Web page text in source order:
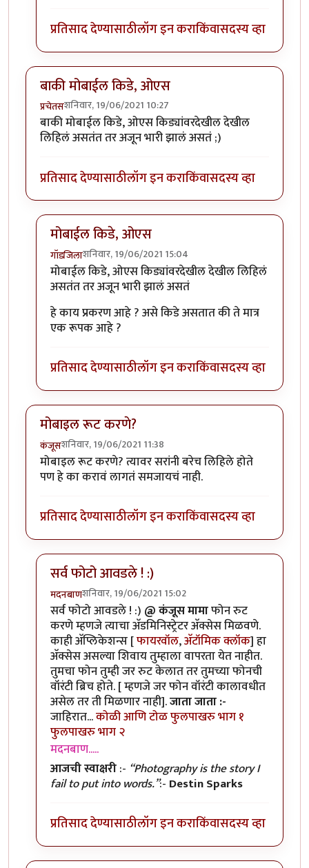
प्रतिसाद देण्यासाठीलॉग इन कराकिंवासदस्य व्हा
बाकी मोबाईल किडे, ओएस
प्रचेतसशनिवार, 19/06/2021 10:27
बाकी मोबाईल किडे, ओएस किड्यांवरदेखील देखील
लिहिलं असतंत तर अजून भारी झालं असतं ;)
प्रतिसाद देण्यासाठीलॉग इन कराकिंवासदस्य व्हा
मोबाईल किडे, ओएस
गॉडजिलाशनिवार, 19/06/2021 15:04
In reply toबाकी मोबाईल किडे, ओएसbyप्रचेतस
मोबाईल किडे, ओएस किड्यांवरदेखील देखील लिहिलं
असतंत तर अजून भारी झालं असतं
हे काय प्रकरण आहे ? असे किडे असतात की ते मात्र
एक रूपक आहे ?
प्रतिसाद देण्यासाठीलॉग इन कराकिंवासदस्य व्हा
मोबाइल रूट करणे?
कंजूसशनिवार, 19/06/2021 11:38
मोबाइल रूट करणे? त्यावर सरांनी बरेच लिहिले होते
पण हे का करावं लागतं समजायचं नाही.
प्रतिसाद देण्यासाठीलॉग इन कराकिंवासदस्य व्हा
सर्व फोटो आवडले ! :)
मदनबाणशनिवार, 19/06/2021 15:02
In reply toमोबाइल रूट करणे?byकंजूस
सर्व फोटो आवडले ! :) @ कंजूस मामाफोन रुट
करणे म्हणजे त्याचा अ‍ॅडमिनिस्ट्रेटर अ‍ॅक्सेस मिळवणे.
काही अ‍ॅप्लिकेशन्स [फायरवॉल,अ‍ॅटॉमिक क्लॉक] हा
अ‍ॅक्सेस असल्या शिवाय तुम्हाला वापरता येत नाहीत.
तुमचा फोन तुम्ही जर रुट केलात तर तुमच्या फोनची
वॉरंटी ब्रिच होते. [ म्हणजे जर फोन वॉरंटी कालावधीत
असेल तर ती मिळणार नाही].जाता जाता :-
जाहिरात...कोळी आणि टोळफुलपाखरु भाग १
फुलपाखरु भाग २
मदनबाण.....
आजची स्वाक्षरी:- “Photography is the story I
fail to put into words.”:- Destin Sparks
प्रतिसाद देण्यासाठीलॉग इन कराकिंवासदस्य व्हा